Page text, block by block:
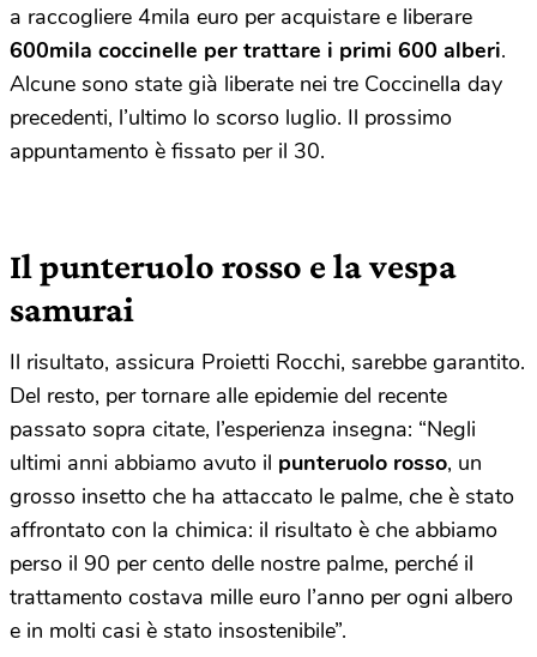
a raccogliere 4mila euro per acquistare e liberare
600mila coccinelle per trattare i primi 600 alberi.
Alcune sono state già liberate nei tre Coccinella day
precedenti, l’ultimo lo scorso luglio. Il prossimo
appuntamento è fissato per il 30.
Il punteruolo rosso e la vespa
samurai
Il risultato, assicura Proietti Rocchi, sarebbe garantito.
Del resto, per tornare alle epidemie del recente
passato sopra citate, l’esperienza insegna: “Negli
ultimi anni abbiamo avuto il punteruolo rosso, un
grosso insetto che ha attaccato le palme, che è stato
affrontato con la chimica: il risultato è che abbiamo
perso il 90 per cento delle nostre palme, perché il
trattamento costava mille euro l’anno per ogni albero
e in molti casi è stato insostenibile”.